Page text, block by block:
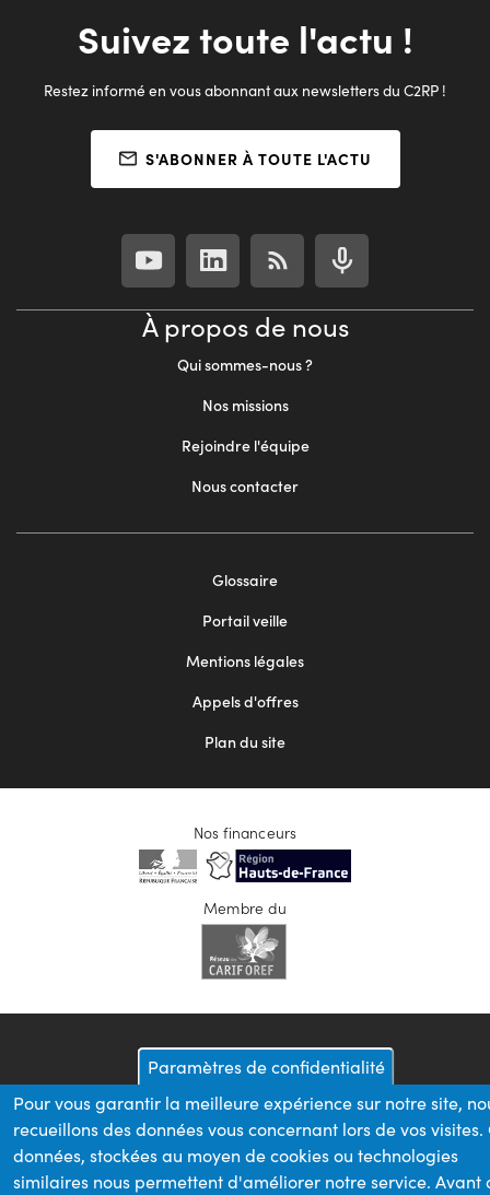
Suivez toute l'actu !
Restez informé en vous abonnant aux newsletters du C2RP !
S'ABONNER À TOUTE L'ACTU
À propos de nous
Qui sommes-nous ?
Nos missions
Rejoindre l'équipe
Nous contacter
Glossaire
Portail veille
Mentions légales
Appels d'offres
Plan du site
Nos financeurs
Membre du
Paramètres de confidentialité
Pour vous garantir la meilleure expérience sur notre site,
recueillons des données vous concernant lors de vos visites.
données, stockées au moyen de cookies ou technologies
similaires nous permettent d'améliorer notre service. Avant